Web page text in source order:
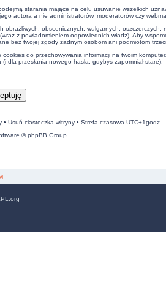
starania mające na celu usuwanie wszelkich
autora a nie administratorów, moderatorów czy
obraźliwych, obscenicznych, wulgarnych, oszczerczych,
z powiadomieniem odpowiednich władz). Aby
bez twojej zgody żadnym osobom ani podmiotom
do przechowywania informacji na twoim
dla przesłania nowego hasła, gdybyś zapomniał stare).
• Usuń ciasteczka witryny• Strefa czasowa UTC+1godz.
© phpBB Group